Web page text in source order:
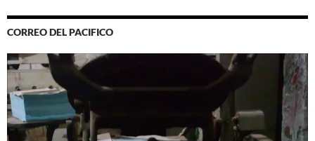
CORREO DEL PACIFICO